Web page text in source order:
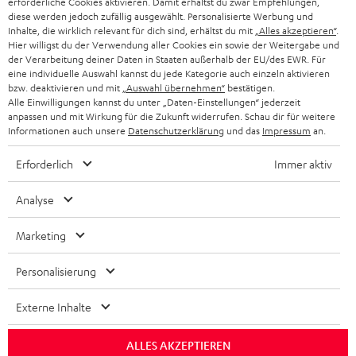
e
r
s
a
n
d
z
u
r
G
a
r
a
n
t
i
e
r
ä
t
e
R
ü
c
k
a
h
m
e
-
L
e
x
i
k
o
n
n
t
a
k
t
d
a
t
n
Mo – Fr 08:00 – 19:00 Uhr
Sa 09:00 – 17:30 Uhr
Sonn- und Feiertage geschlossen
Teufel Support
Häufige Fragen
Kontakt
Store Finder
Erlebe unsere Produkte hautnah und lass dich
persönlich im Store beraten.
Übersicht
Gültig bis 08.08.2026, 23:59 Uhr. Gratis Move 2 ab einem
Mindesteinkaufswert von 300 EUR. Gültig nur beim Kauf ausgewählter
Ausgenommen sind Produkte von Drittanbietern (Third-Party-Produkte).
Nicht gültig für bereits getätigte Käufe. Keine Barauszahlung. Nur für
Privatkunden. Nicht mit anderen Aktionsgutscheinen kombinierbar. Der
diese werden jedoch zufällig ausgewählt. Personalisierte Werbung und
Inhalte, die wirklich relevant für dich sind, erhältst du mit „Alles akzeptieren“.
Hier willigst du der Verwendung aller Cookies ein sowie der Weitergabe und
der Verarbeitung deiner Daten in Staaten außerhalb der EU/des EWR. Für
eine individuelle Auswahl kannst du jede Kategorie auch einzeln aktivieren
bzw. deaktivieren und mit „Auswahl übernehmen“ bestätigen.
Alle Einwilligungen kannst du unter „Daten-Einstellungen“ jederzeit
anpassen und mit Wirkung für die Zukunft widerrufen. Schau dir für weitere
Informationen auch unsere Datenschutzerklärung und das Impressum an.
Erforderlich Immer aktiv
Analyse
Marketing
Personalisierung
Externe Inhalte
ALLES AKZEPTIEREN